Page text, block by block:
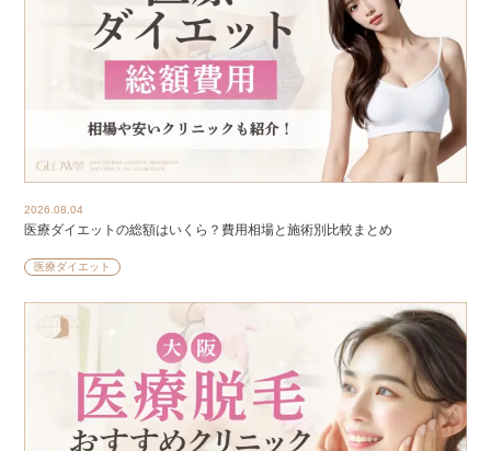
2026.08.04
医療ダイエットの総額はいくら？費用相場と施術別比較まとめ
医療ダイエット